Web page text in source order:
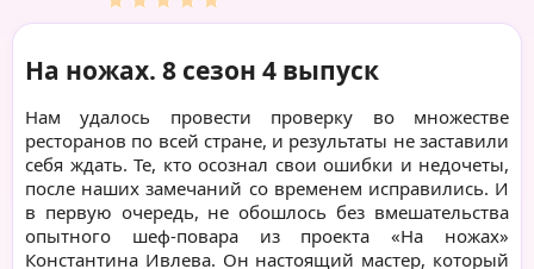
На ножах. 8 сезон 4 выпуск
Нам удалось провести проверку во множестве
ресторанов по всей стране, и результаты не заставили
себя ждать. Те, кто осознал свои ошибки и недочеты,
после наших замечаний со временем исправились. И
в первую очередь, не обошлось без вмешательства
опытного шеф-повара из проекта «На ножах»
Константина Ивлева. Он настоящий мастер, который